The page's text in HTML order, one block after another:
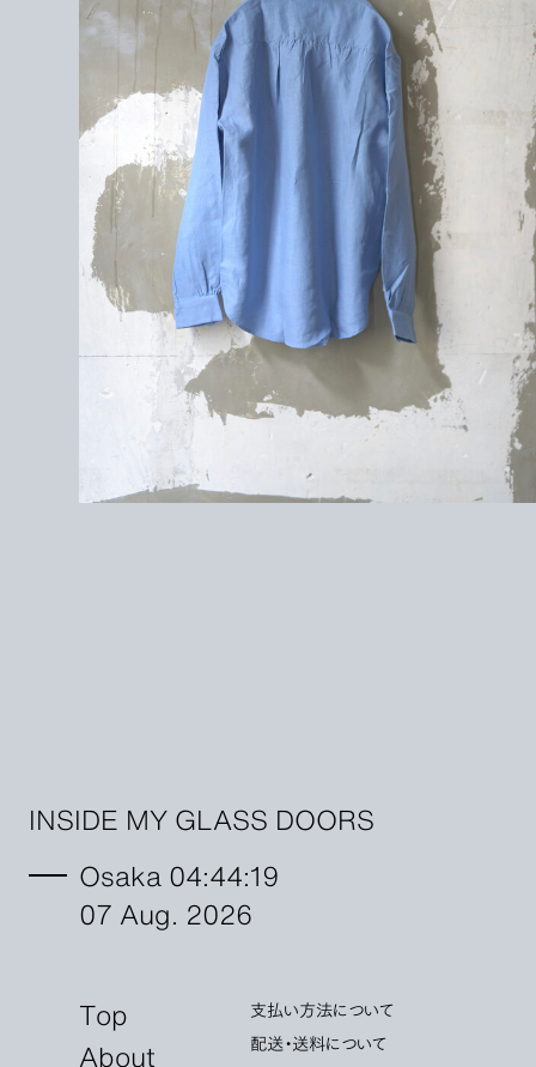
INSIDE MY GLASS DOORS
Osaka 04:44:21
07 Aug. 2026
Top
About
支払い方法について
配送・送料について